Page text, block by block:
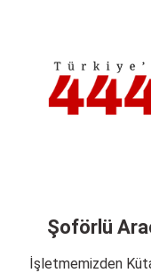
Şoförlü
İşletmemizden